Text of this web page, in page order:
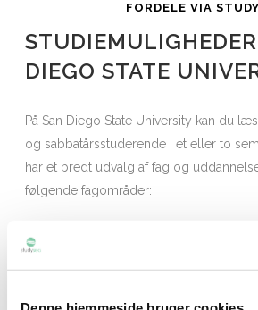
FORDELE VIA
DIEGO STATE
På San Diego State University kan du
og sabbatårsstuderende i et eller to
har et bredt udvalg af fag og
følgende fagområder:
Engineering